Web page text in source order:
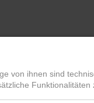
von ihnen sind
Funktionalitäten